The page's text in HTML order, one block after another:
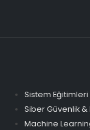
Sistem Eğitimleri
Siber Güvenlik
Machine